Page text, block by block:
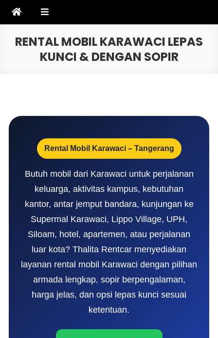
RENTAL MOBIL KARAWACI LEPAS
KUNCI & DENGAN SOPIR
Rental Mobil Karawaci – Tangerang
Butuh mobil dari Karawaci untuk perjalanan
keluarga, aktivitas kampus, kebutuhan
kantor, antar jemput bandara, kunjungan ke
Supermal Karawaci, Lippo Village, UPH,
Siloam, hotel, apartemen, atau perjalanan
luar kota? Thalita Rentcar menyediakan
layanan rental mobil Karawaci dengan pilihan
armada lengkap, sopir berpengalaman,
harga jelas, dan opsi lepas kunci sesuai
ketentuan.